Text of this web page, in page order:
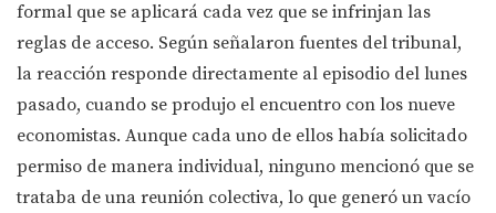
formal que se aplicará cada vez que se infrinjan las
reglas de acceso. Según señalaron fuentes del tribunal,
la reacción responde directamente al episodio del lunes
pasado, cuando se produjo el encuentro con los nueve
economistas. Aunque cada uno de ellos había solicitado
permiso de manera individual, ninguno mencionó que se
trataba de una reunión colectiva, lo que generó un vacío